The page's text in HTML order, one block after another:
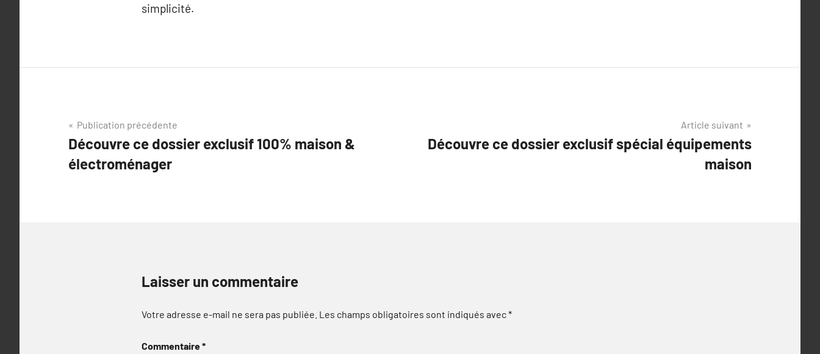
simplicité.
Navigation
de
l’article
Publication précédente
Découvre ce dossier exclusif 100% maison &
électroménager
Article suivant
Découvre ce dossier exclusif spécial équipements
maison
Laisser un commentaire
Votre adresse e-mail ne sera pas publiée. Les champs obligatoires sont indiqués avec*
Commentaire*